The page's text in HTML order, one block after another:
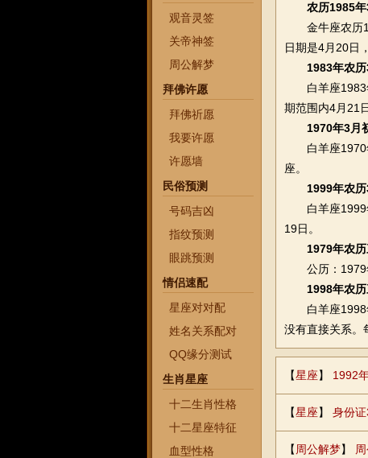
观音灵签
关帝神签
周公解梦
拜佛许愿
拜佛祈愿
我要许愿
许愿墙
民俗预测
号码吉凶
指纹预测
眼跳预测
情侣速配
星座对对配
姓名关系配对
QQ缘分测试
生肖星座
十二生肖性格
十二星座特征
血型性格
农历1985
金牛座农历
日期是4月20日
1983年农
白羊座1983年
期范围内4月21
1970年3月
白羊座1970年
座。
1999年农
白羊座1999年
19日。
1979年农
公历：1979年
1998年农
白羊座1998年
没有直接关系。
【星座】 1992
【星座】 身份
【 周公解梦】